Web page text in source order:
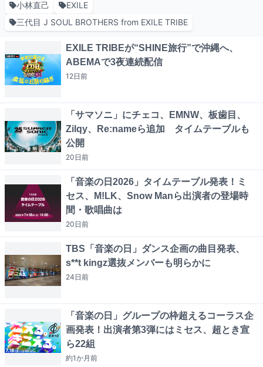
小林直己
EXILE
三代目 J SOUL BROTHERS from EXILE TRIBE
EXILE TRIBEが“SHINE旅行”で沖縄へ、
ABEMAで3夜連続配信
12日前
「サマソニ」にチェコ、EMNW、板歯目、
Zilqy、Re:nameら追加 タイムテーブルも
公開
20日前
「音楽の日2026」タイムテーブル発表！ミ
セス、M!LK、Snow Manら出演者の登場時
間・歌唱曲は
20日前
TBS「音楽の日」ダンス企画の曲目発表、
s**t kingz選抜メンバーも明らかに
24日前
「音楽の日」グループの枠超えるコーラス企
画発表！出演者第3弾にはミセス、超とき宣
ら22組
約1か月前